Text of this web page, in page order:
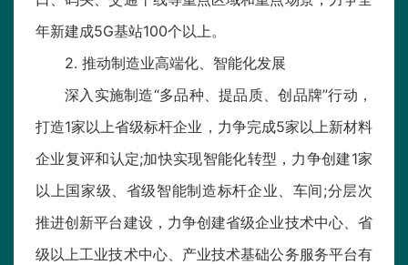
年新建成5G基站100个以上。
2. 推动制造业高端化、智能化发展
深入实施制造“多品种、提品质、创品牌”行动，
打造1家以上省级标杆企业，力争完成5家以上新材料
企业复评和认定;加快实现智能化转型，力争创建1家
以上国家级、省级智能制造标杆企业、车间;分层次
推进创新平台建设，力争创建省级企业技术中心、省
级以上工业技术中心、产业技术基础公务服务平台有